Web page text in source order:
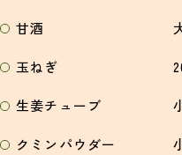
甘酒 大さ
玉ねぎ
生姜チューブ 小
クミンパウダー 小